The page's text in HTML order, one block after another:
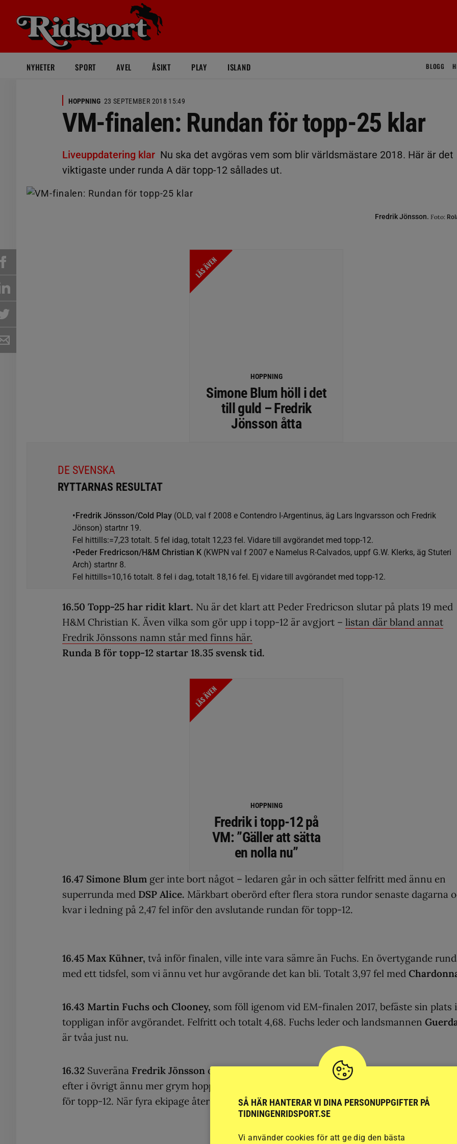
NYHETER SPORT AVEL ÅSIKT PLAY ISLAND BLOGG
HOPPNING 23 SEPTEMBER 2018 15:49
VM-finalen: Rundan för topp-25 klar
Liveuppdatering klar Nu ska det avgöras vem som blir världsmästare 2018. Här är det
viktigaste under runda A där topp-12 sållades ut.
Fredrik Jönsson. Foto:
LÄS ÄVEN
HOPPNING
Simone Blum höll i det
till guld – Fredrik
Jönsson åtta
DE SVENSKA
RYTTARNAS RESULTAT
•Fredrik Jönsson/Cold Play (OLD, val f 2008 e Contendro I-Argentinus, äg Lars Ingvarsson och Fredrik
Jönson) startnr 19.
Fel hittills:=7,23 totalt. 5 fel idag, totalt 12,23 fel. Vidare till avgörandet med topp-12.
•Peder Fredricson/H&M Christian K (KWPN val f 2007 e Namelus R-Calvados, uppf G.W. Klerks, äg Stuteri
Arch) startnr 8.
Fel hittills=10,16 totalt. 8 fel i dag, totalt 18,16 fel. Ej vidare till avgörandet med topp-12.
16.50 Topp-25 har ridit klart. Nu är det klart att Peder Fredricson slutar på plats 19 med
H&M Christian K. Även vilka som gör upp i topp-12 är avgjort – listan där bland annat
Fredrik Jönssons namn står med finns här.
Runda B för topp-12 startar 18.35 svensk tid.
LÄS ÄVEN
HOPPNING
Fredrik i topp-12 på
VM: ”Gäller att sätta
en nolla nu”
16.47 Simone Blum ger inte bort något – ledaren går in och sätter felfritt med ännu en
superrunda med DSP Alice. Märkbart oberörd efter flera stora rundor senaste dagarna
kvar i ledning på 2,47 fel inför den avslutande rundan för topp-12.
16.45 Max Kühner, två inför finalen, ville inte vara sämre än Fuchs. En övertygande
med ett tidsfel, som vi ännu vet hur avgörande det kan bli. Totalt 3,97 fel med
16.43 Martin Fuchs och Clooney, som föll igenom vid EM-finalen 2017, befäste sin plats i
toppligan inför avgörandet. Felfritt och totalt 4,68. Fuchs leder och landsmannen
är tvåa just nu.
16.32 Suveräna Fredrik Jönsson ochCold Playfick ett ner på sluttampen och ett tidsfel,
efter i övrigt ännu mer grym hoppning. 12,23 fel ligger de på totalt och med till
för topp-12. När fyra ekipage återstår klockan 16.38 ligger de fyra.
SÅ HÄR HANTERAR VI DINA PERSONUPPGIFTER PÅ
TIDNINGENRIDSPORT.SE
Vi använder cookies för att ge dig den bästa